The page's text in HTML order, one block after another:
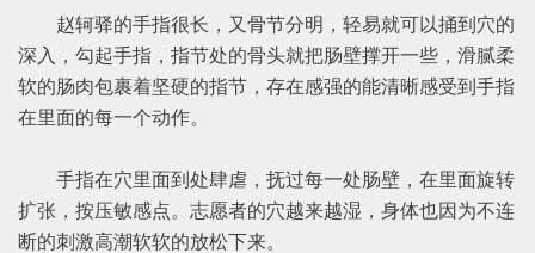
赵轲驿的手指很长，又骨节分明，轻易就可以捅到穴的
深入，勾起手指，指节处的骨头就把肠壁撑开一些，滑腻柔
软的肠肉包裹着坚硬的指节，存在感强的能清晰感受到手指
在里面的每一个动作。
手指在穴里面到处肆虐，抚过每一处肠壁，在里面旋转
扩张，按压敏感点。志愿者的穴越来越湿，身体也因为不连
断的刺激高潮软软的放松下来。